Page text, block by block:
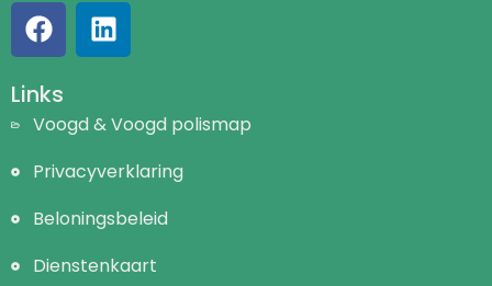
Links
Voogd & Voogd polismap
Privacyverklaring
Beloningsbeleid
Dienstenkaart